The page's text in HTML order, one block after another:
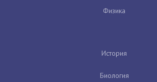
Физика
История
Биология